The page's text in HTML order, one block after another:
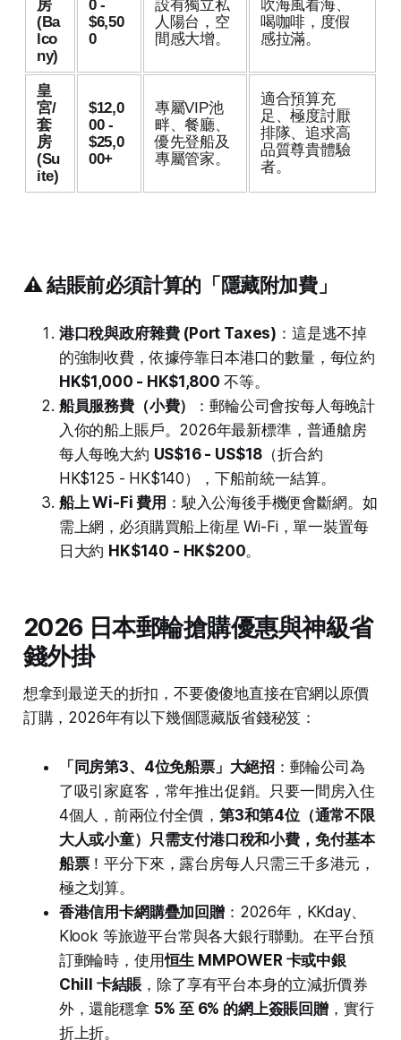
房
(Ba
lco
ny)
0 -
$6,50
0
設有獨立私
人陽台，空
間感大增。
吹海風看海、
喝咖啡，度假
感拉滿。
皇
宮/
套
房
(Su
ite)
$12,0
00 -
$25,0
00+
專屬VIP池
畔、餐廳、
優先登船及
專屬管家。
適合預算充
足、極度討厭
排隊、追求高
品質尊貴體驗
者。
⚠️ 結賬前必須計算的「隱藏附加費」
港口稅與政府雜費 (Port Taxes) ：這是逃不掉
的強制收費，依據停靠日本港口的數量，每位約
HK$1,000 - HK$1,800 不等。
船員服務費（小費）
：郵輪公司會按每人每晚計
入你的船上賬戶。2026年最新標準，普通艙房
每人每晚大約 US$16 - US$18 （折合約
HK$125 - HK$140），下船前統一結算。
船上 Wi-Fi 費用 ：駛入公海後手機便會斷網。如
需上網，必須購買船上衛星 Wi-Fi，單一裝置每
日大約 HK$140 - HK$200。
2026 日本郵輪搶購優惠與神級省
錢外掛
想拿到最逆天的折扣，不要傻傻地直接在官網以原價
訂購，2026年有以下幾個隱藏版省錢秘笈：
「同房第3、4位免船票」大絕招 ：郵輪公司為
了吸引家庭客，常年推出促銷。只要一間房入住
4個人，前兩位付全價， 第3和第4位（通常不限
大人或小童）只需支付港口稅和小費，免付基本
船票！平分下來，露台房每人只需三千多港元，
極之划算。
香港信用卡網購疊加回贈：2026年，KKday、
Klook 等旅遊平台常與各大銀行聯動。在平台預
訂郵輪時，使用恒生 MMPOWER 卡或中銀
Chill 卡結賬 ，除了享有平台本身的立減折價券
外，還能穩拿 5% 至 6% 的網上簽賬回贈，實行
折上折。